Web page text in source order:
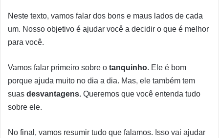
Neste texto, vamos falar dos bons e maus lados de cada
um. Nosso objetivo é ajudar você a decidir o que é melhor
para você.
Vamos falar primeiro sobre o tanquinho. Ele é bom
porque ajuda muito no dia a dia. Mas, ele também tem
suas desvantagens. Queremos que você entenda tudo
sobre ele.
No final, vamos resumir tudo que falamos. Isso vai ajudar